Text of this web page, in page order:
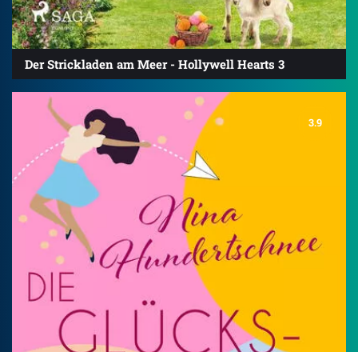
Der Strickladen am Meer - Hollywell Hearts 3
3.9